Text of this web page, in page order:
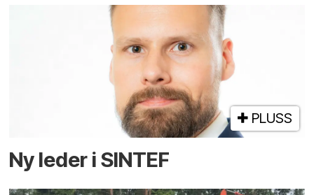
PLUSS
Ny leder i SINTEF